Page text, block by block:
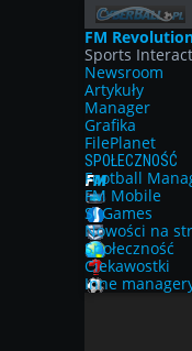
FM
Sports
Newsroom
Artykuły
Manager
Grafika
FilePlanet
SPOŁECZNOŚĆ
Football
FM Mobile
SI Games
Nowości na
Społeczność
Ciekawostki
Inne